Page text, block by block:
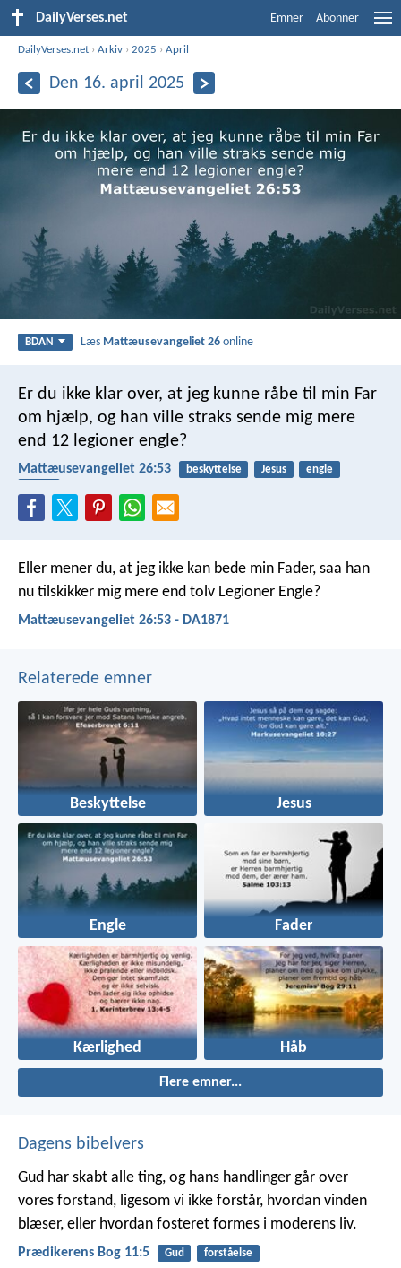
DailyVerses.net Emner Abonner
DailyVerses.net ›Arkiv ›2025 ›April
Den 16. april 2025
BDAN Læs Mattæusevangeliet 26 online
Er du ikke klar over, at jeg kunne råbe til min Far
om hjælp, og han ville straks sende mig mere
end 12 legioner engle?
Mattæusevangeliet 26:53 beskyttelse Jesus
engle
Eller mener du, at jeg ikke kan bede min Fader, saa han
nu tilskikker mig mere end tolv Legioner Engle?
Mattæusevangeliet 26:53 - DA1871
Relaterede emner
Beskyttelse Jesus
Engle Fader
Kærlighed Håb
Flere emner...
Dagens bibelvers
Gud har skabt alle ting, og hans handlinger går over
vores forstand, ligesom vi ikke forstår, hvordan vinden
blæser, eller hvordan fosteret formes i moderens liv.
Prædikerens Bog 11:5 Gud forståelse